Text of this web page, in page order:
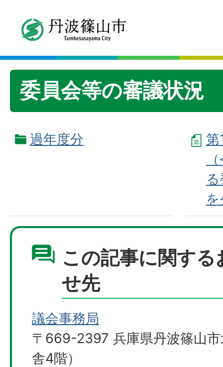
委員会等の審議状況
過年度分
この記事に関する
せ先
議会事務局
〒669-2397 兵庫県丹波篠山
舎4階）